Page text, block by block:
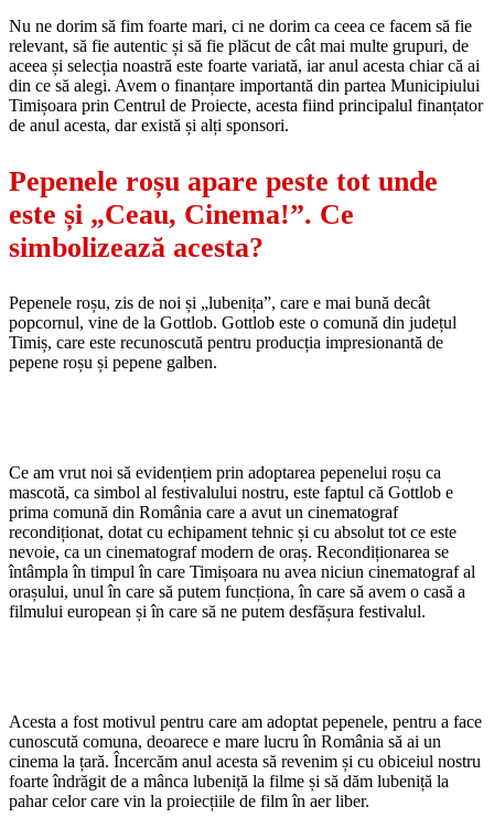
Nu ne dorim să fim foarte mari, ci ne dorim ca ceea ce facem să fie
relevant, să fie autentic și să fie plăcut de cât mai multe grupuri, de
aceea și selecția noastră este foarte variată, iar anul acesta chiar că ai
din ce să alegi. Avem o finanțare importantă din partea Municipiului
Timișoara prin Centrul de Proiecte, acesta fiind principalul finanțator
de anul acesta, dar există și alți sponsori.
Pepenele roșu apare peste tot unde
este și „Ceau, Cinema!”. Ce
simbolizează acesta?
Pepenele roșu, zis de noi și „lubenița”, care e mai bună decât
popcornul, vine de la Gottlob. Gottlob este o comună din județul
Timiș, care este recunoscută pentru producția impresionantă de
pepene roșu și pepene galben.
Ce am vrut noi să evidențiem prin adoptarea pepenelui roșu ca
mascotă, ca simbol al festivalului nostru, este faptul că Gottlob e
prima comună din România care a avut un cinematograf
recondiționat, dotat cu echipament tehnic și cu absolut tot ce este
nevoie, ca un cinematograf modern de oraș. Recondiționarea se
întâmpla în timpul în care Timișoara nu avea niciun cinematograf al
orașului, unul în care să putem funcționa, în care să avem o casă a
filmului european și în care să ne putem desfășura festivalul.
Acesta a fost motivul pentru care am adoptat pepenele, pentru a face
cunoscută comuna, deoarece e mare lucru în România să ai un
cinema la țară. Încercăm anul acesta să revenim și cu obiceiul nostru
foarte îndrăgit de a mânca lubeniță la filme și să dăm lubeniță la
pahar celor care vin la proiecțiile de film în aer liber.